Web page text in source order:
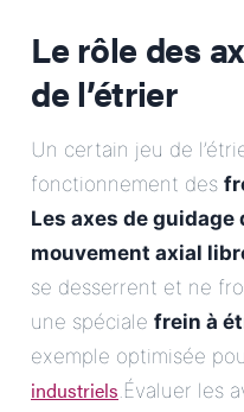
Le rôle des
de l’étrier
Un certain jeu de
fonctionnement des
Les axes de
mouvement axial
se desserrent et ne
une spéciale frein à
exemple optimisée
industriels.Évaluer les